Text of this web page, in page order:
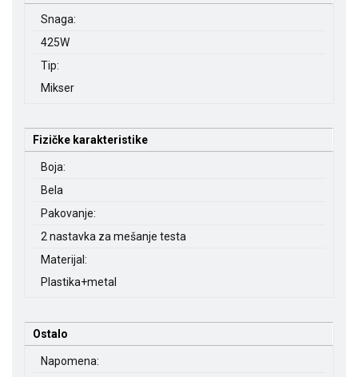
Snaga:
425W
Tip:
Mikser
Fizičke karakteristike
Boja:
Bela
Pakovanje:
2 nastavka za mešanje testa
Materijal:
Plastika+metal
Ostalo
Napomena: